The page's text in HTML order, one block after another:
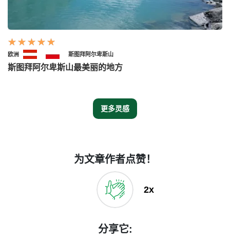
欧洲 斯图拜阿尔卑斯山
斯图拜阿尔卑斯山最美丽的地方
更多灵感
为文章作者点赞！
2x
分享它: